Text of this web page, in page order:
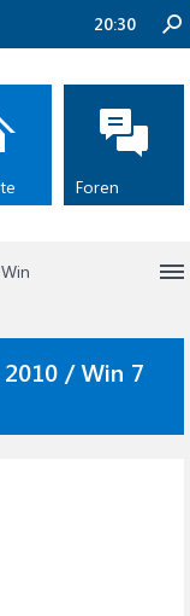
/ Win 7
20:30
Foren